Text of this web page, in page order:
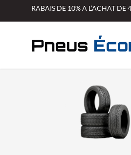
RABAIS DE 10% A L’ACHAT